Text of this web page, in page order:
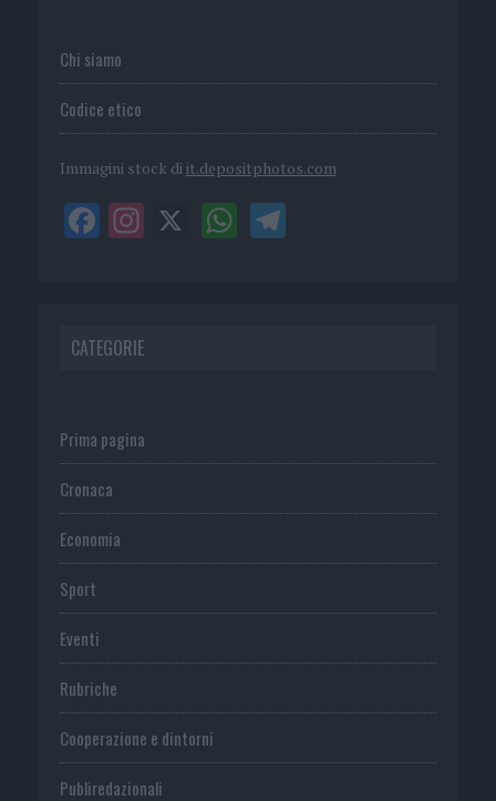
Chi siamo
Codice etico
Immagini stock di it.depositphotos.com
CATEGORIE
Prima pagina
Cronaca
Economia
Sport
Eventi
Rubriche
Cooperazione e dintorni
Publiredazionali